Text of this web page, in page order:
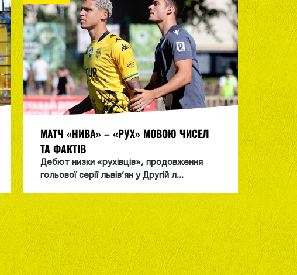
МАТЧ «НИВА» – «РУХ» МОВОЮ ЧИСЕЛ
ТА ФАКТІВ
Дебют низки «рухівців», продовження
гольової серії львів’ян у Другій л...